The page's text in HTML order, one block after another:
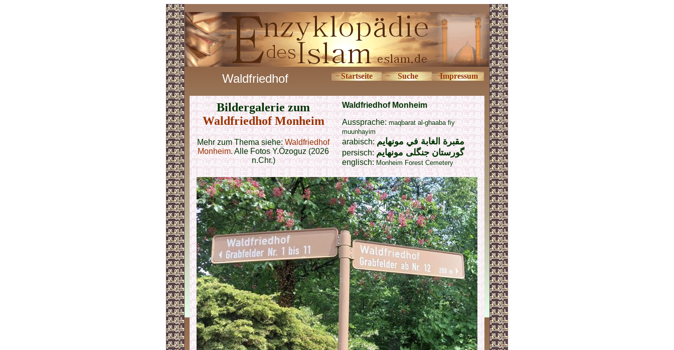
Waldfriedhof Startseite Suche Impressum
Bildergalerie zum
Waldfriedhof Monheim
Mehr zum Thema siehe:Waldfriedhof
Monheim. Alle Fotos Y.Özoguz (2026
n.Chr.)
Waldfriedhof Monheim
Aussprache:maqbarat al-ghaaba fiy
muunhayim
arabisch:مقبرة الغابة في مونهايم
persisch:گورستان جنگلی مونهایم
englisch:Monheim Forest Cemetery